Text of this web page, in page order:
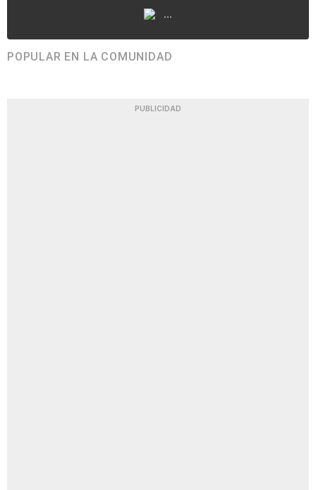
...
POPULAR EN LA COMUNIDAD
PUBLICIDAD